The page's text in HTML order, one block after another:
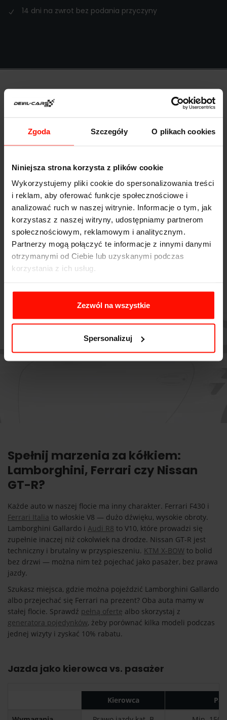
Zgoda Szczegóły O plikach cookies
Niniejsza strona korzysta z plików cookie
Wykorzystujemy pliki cookie do spersonalizowania treści
i reklam, aby oferować funkcje społecznościowe i
analizować ruch w naszej witrynie. Informacje o tym, jak
korzystasz z naszej witryny, udostępniamy partnerom
społecznościowym, reklamowym i analitycznym.
Partnerzy mogą połączyć te informacje z innymi danymi
otrzymanymi od Ciebie lub uzyskanymi podczas
korzystania z ich usług.
Zezwól na wszystkie
Spersonalizuj
14 dni na zwrot bez podania przyczyny
Bardzo przystępne ceny i duży wybór sportowych
samochodów. Polecili mi Was znajomi i nie żałuję.
Znalazłam super prezent!
Spełnij marzenia za kółkiem:
Lamborghini, Ferrari czy Nissan
GT-R?
Każde auto w naszej flocie ma inny charakter. Ferrari F430 i
Ferrari Italia to włoskie V8 — dużo dźwięku, wysokie obroty.
Lamborghini Gallardo i Audi R8 to V10, które prowadzi się
zupełnie inaczej niż cokolwiek na drodze. Nissan GT-R jest
techniczny i brutalny w przyspieszeniu. KTM X-BOW to bolid
bez drzwi — można nim też pojechać jako pasażer, bez prawa
jazdy.
Szukasz miejsca, gdzie można pojeździć Lamborghini Gallardo
albo przejechać się Ferrari na prezent? Oba auta mamy w
stałej flocie. Sprawdź pełną ofertę albo skorzystaj z
generatora pojedynków, żeby porównać kilka modeli podczas
jednej wizyty i zyskać 10% rabatu.
Jazda jako kierowca vs. pasażer
Kierowca